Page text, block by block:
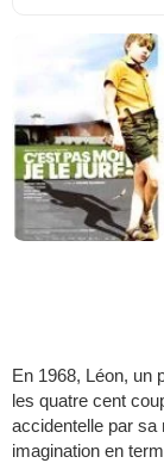
En 1968, Léon, un
les quatre cent
accidentelle par sa
imagination en